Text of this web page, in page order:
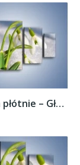
Obraz na płótnie – Głęboko zanurzony...